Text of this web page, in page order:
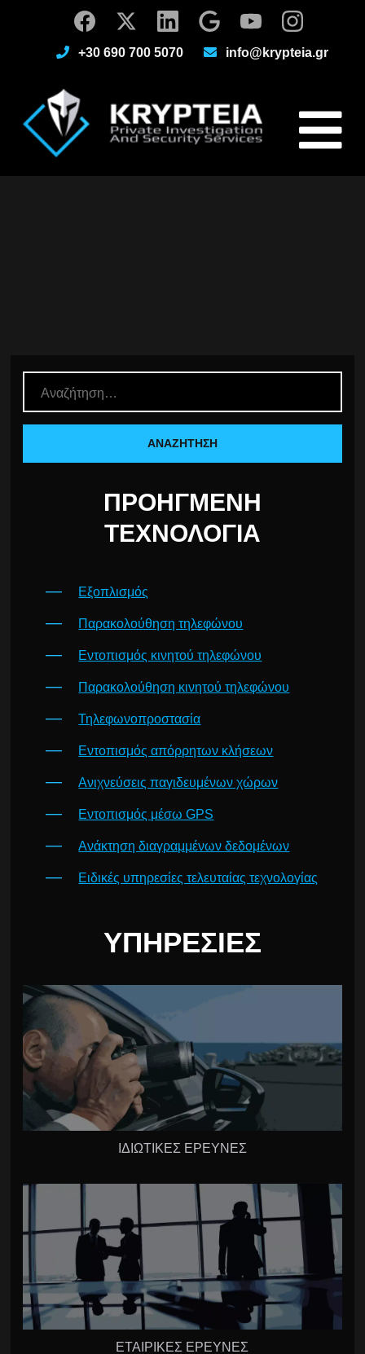
+30 690 700 5070 info@krypteia.gr
ΠΡΟΗΓΜΈΝΗ
ΤΕΧΝΟΛΟΓΊΑ
Εξοπλισμός
Παρακολούθηση τηλεφώνου
Εντοπισμός κινητού τηλεφώνου
Παρακολούθηση κινητού τηλεφώνου
Τηλεφωνοπροστασία
Εντοπισμός απόρρητων κλήσεων
Ανιχνεύσεις παγιδευμένων χώρων
Εντοπισμός μέσω GPS
Ανάκτηση διαγραμμένων δεδομένων
Ειδικές υπηρεσίες τελευταίας τεχνολογίας
ΥΠΗΡΕΣΊΕΣ
ΙΔΙΩΤΙΚΕΣ ΕΡΕΥΝΕΣ
ΕΤΑΙΡΙΚΕΣ ΕΡΕΥΝΕΣ